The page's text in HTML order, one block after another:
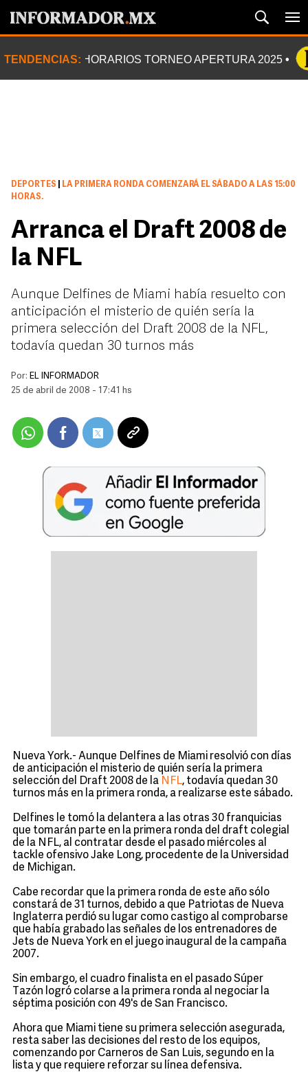
TENDENCIAS: HORARIOS TORNEO APERTURA 2025
DEPORTES
LA PRIMERA RONDA COMENZARÁ EL SÁBADO A LAS 15:00
HORAS.
Arranca el Draft 2008 de
la NFL
Aunque Delfines de Miami había resuelto con
anticipación el misterio de quién sería la
primera selección del Draft 2008 de la NFL,
todavía quedan 30 turnos más
Por: EL INFORMADOR
25 de abril de 2008 - 17:41 hs
Nueva York.- Aunque Delfines de Miami resolvió con días
de anticipación el misterio de quién sería la primera
selección del Draft 2008 de la NFL, todavía quedan 30
turnos más en la primera ronda, a realizarse este sábado.
Delfines le tomó la delantera a las otras 30 franquicias
que tomarán parte en la primera ronda del draft colegial
de la NFL, al contratar desde el pasado miércoles al
tackle ofensivo Jake Long, procedente de la Universidad
de Michigan.
Cabe recordar que la primera ronda de este año sólo
constará de 31 turnos, debido a que Patriotas de Nueva
Inglaterra perdió su lugar como castigo al comprobarse
que había grabado las señales de los entrenadores de
Jets de Nueva York en el juego inaugural de la campaña
2007.
Sin embargo, el cuadro finalista en el pasado Súper
Tazón logró colarse a la primera ronda al negociar la
séptima posición con 49's de San Francisco.
Ahora que Miami tiene su primera selección asegurada,
resta saber las decisiones del resto de los equipos,
comenzando por Carneros de San Luis, segundo en la
lista y que requiere reforzar su línea defensiva.